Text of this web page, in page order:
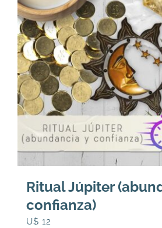
Ritual Júpiter
confianza)
U$ 12